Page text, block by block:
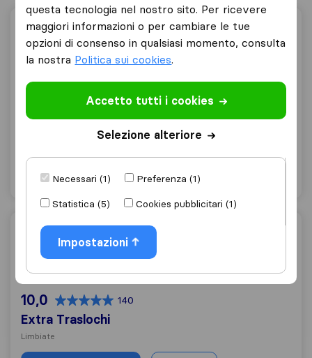
Fabyan Traslochi
10
Fabyan Traslochi
Garbagnate Milanese
Chiedi preventivo
Extra Traslochi
10,0 140
Extra Traslochi
Limbiate
questa tecnologia nel nostro sito. Per ricevere
maggiori informazioni o per cambiare le tue
opzioni di consenso in qualsiasi momento, consulta
la nostra Politica sui cookies.
Accetto tutti i cookies
Selezione alteriore
Necessari (1)
Preferenza (1)
Statistica (5)
Cookies pubblicitari (1)
Impostazioni